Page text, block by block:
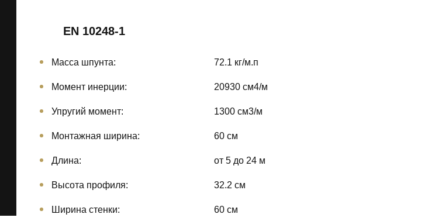
EN 10248-1
Масса шпунта: 72.1 кг/м.п
Момент инерции: 20930 cм4/м
Упругий момент: 1300 cм3/м
Монтажная ширина: 60 см
Длина: от 5 до 24 м
Высота профиля: 32.2 см
Ширина стенки: 60 см